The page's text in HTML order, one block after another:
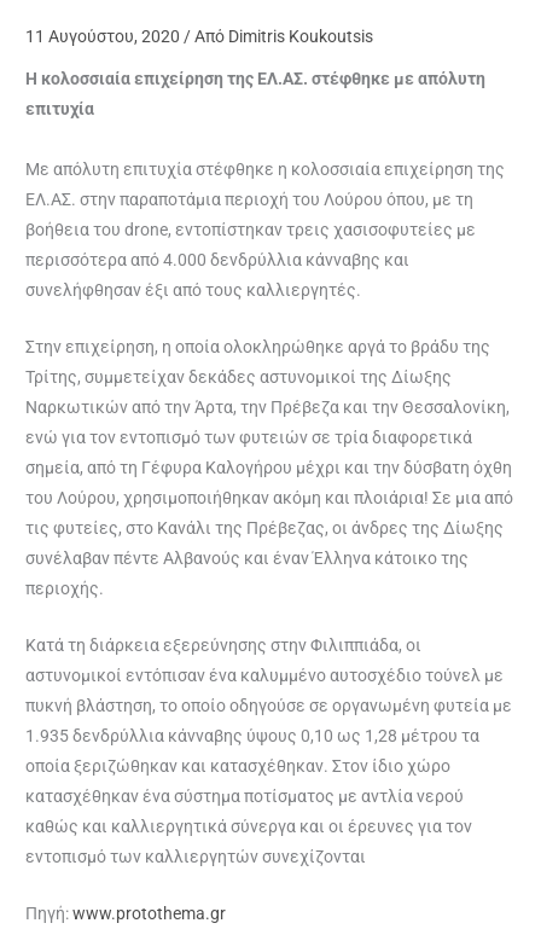
11 Αυγούστου, 2020 / Από Dimitris Koukoutsis
H κολοσσιαία επιχείρηση της ΕΛ.ΑΣ. στέφθηκε με απόλυτη
επιτυχία
Με απόλυτη επιτυχία στέφθηκε η κολοσσιαία επιχείρηση της
ΕΛ.ΑΣ. στην παραποτάμια περιοχή του Λούρου όπου, με τη
βοήθεια του drone, εντοπίστηκαν τρεις χασισοφυτείες με
περισσότερα από 4.000 δενδρύλλια κάνναβης και
συνελήφθησαν έξι από τους καλλιεργητές.
Στην επιχείρηση, η οποία ολοκληρώθηκε αργά το βράδυ της
Τρίτης, συμμετείχαν δεκάδες αστυνομικοί της Δίωξης
Ναρκωτικών από την Άρτα, την Πρέβεζα και την Θεσσαλονίκη,
ενώ για τον εντοπισμό των φυτειών σε τρία διαφορετικά
σημεία, από τη Γέφυρα Καλογήρου μέχρι και την δύσβατη όχθη
του Λούρου, χρησιμοποιήθηκαν ακόμη και πλοιάρια! Σε μια από
τις φυτείες, στο Κανάλι της Πρέβεζας, οι άνδρες της Δίωξης
συνέλαβαν πέντε Αλβανούς και έναν Έλληνα κάτοικο της
περιοχής.
Κατά τη διάρκεια εξερεύνησης στην Φιλιππιάδα, οι
αστυνομικοί εντόπισαν ένα καλυμμένο αυτοσχέδιο τούνελ με
πυκνή βλάστηση, το οποίο οδηγούσε σε οργανωμένη φυτεία με
1.935 δενδρύλλια κάνναβης ύψους 0,10 ως 1,28 μέτρου τα
οποία ξεριζώθηκαν και κατασχέθηκαν. Στον ίδιο χώρο
κατασχέθηκαν ένα σύστημα ποτίσματος με αντλία νερού
καθώς και καλλιεργητικά σύνεργα και οι έρευνες για τον
εντοπισμό των καλλιεργητών συνεχίζονται
Πηγή:www.protothema.gr